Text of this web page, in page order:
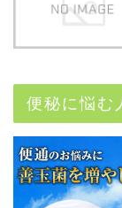
便秘に悩む